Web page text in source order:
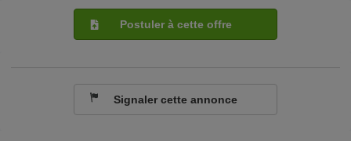
Postuler à cette offre
Signaler cette annonce